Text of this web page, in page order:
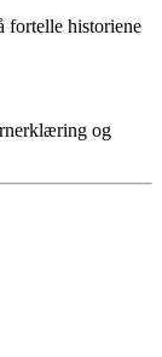
fortelle historiene
og